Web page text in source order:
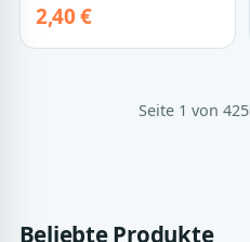
2,40 €
Seite 1 von 425
Beliebte Produkte